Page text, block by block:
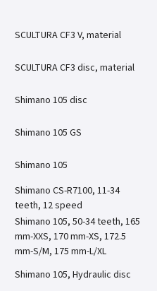
SCULTURA CF3 V, material
SCULTURA CF3 disc, material
Shimano 105 disc
Shimano 105 GS
Shimano 105
Shimano CS-R7100, 11-34
teeth, 12 speed
Shimano 105, 50-34 teeth, 165
mm-XXS, 170 mm-XS, 172.5
mm-S/M, 175 mm-L/XL
Shimano 105, Hydraulic disc